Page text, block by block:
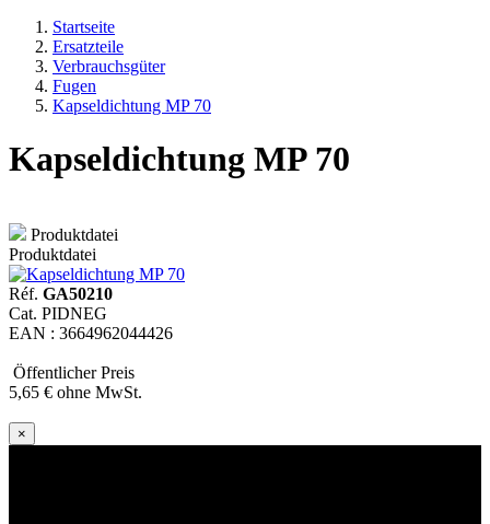
Startseite
Ersatzteile
Verbrauchsgüter
Fugen
Kapseldichtung MP 70
Kapseldichtung MP 70
Produktdatei
Produktdatei
Réf. GA50210
Cat. PIDNEG
EAN : 3664962044426
Öffentlicher Preis
5,65 € ohne MwSt.
×